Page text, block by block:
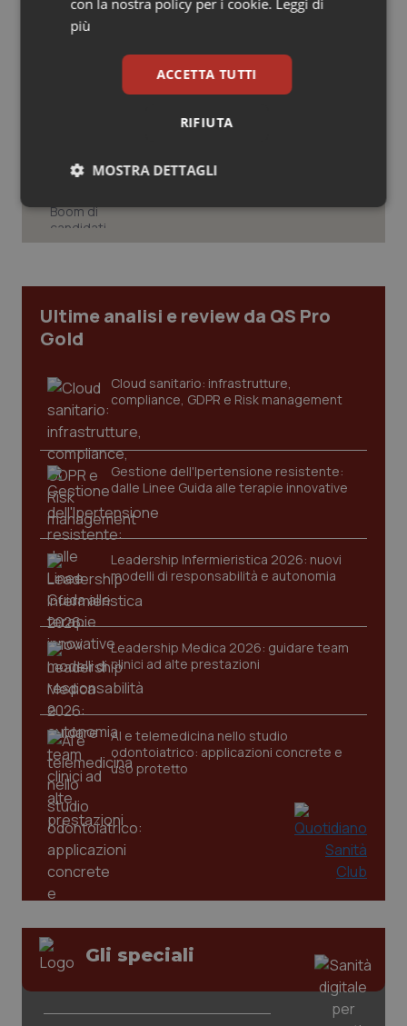
Salute orale & impianti
Sangue & coagulazione
Tumore al seno
Tumore ovarico
Tumori gastrointestinali
Ulcera & Reflusso
Vaccini
variazione di bilancio, Todde:
Puglia. Unità di crisi sanitaria al lavoro,
Decaro accelera su 118, liste d’attesa
Medicina generale. Boom di candidati
al corso, ma quanti abbandoni c’è da
Ultime analisi e review da QS Pro
Gold
Cloud sanitario: infrastrutture,
compliance, GDPR e Risk management
Gestione dell'Ipertensione resistente:
dalle Linee Guida alle terapie innovative
Leadership Infermieristica 2026: nuovi
modelli di responsabilità e autonomia
Leadership Medica 2026: guidare team
clinici ad alte prestazioni
AI e telemedicina nello studio
odontoiatrico: applicazioni concrete e
uso protetto
Gli speciali
con la nostra policy per i cookie. Leggi di
più
ACCETTA TUTTI
RIFIUTA
MOSTRA DETTAGLI
Necessari Statistici Marketing
sito web abilitandone funzionalità di base quali la
navigazione sulle pagine e l'accesso alle aree
protette del sito. Il sito web non è in grado di
funzionare correttamente senza questi cookie.
Nome
VISITOR_PRIVACY_METADATA
YouTube
.youtube.com
CookieScriptConsent
tracking-enable
www.quotidianosanita.it